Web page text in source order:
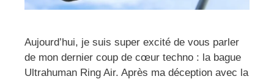
Aujourd’hui, je suis super excité de vous parler
de mon dernier coup de cœur techno : la bague
Ultrahuman Ring Air. Après ma déception avec la